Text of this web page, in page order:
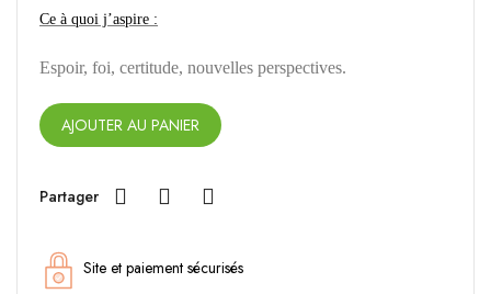
Ce à quoi j’aspire :
Espoir, foi, certitude, nouvelles perspectives.
AJOUTER AU PANIER
Partager
Site et paiement sécurisés